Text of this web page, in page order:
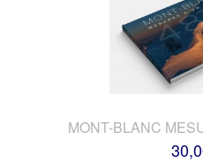
MONT-BLANC